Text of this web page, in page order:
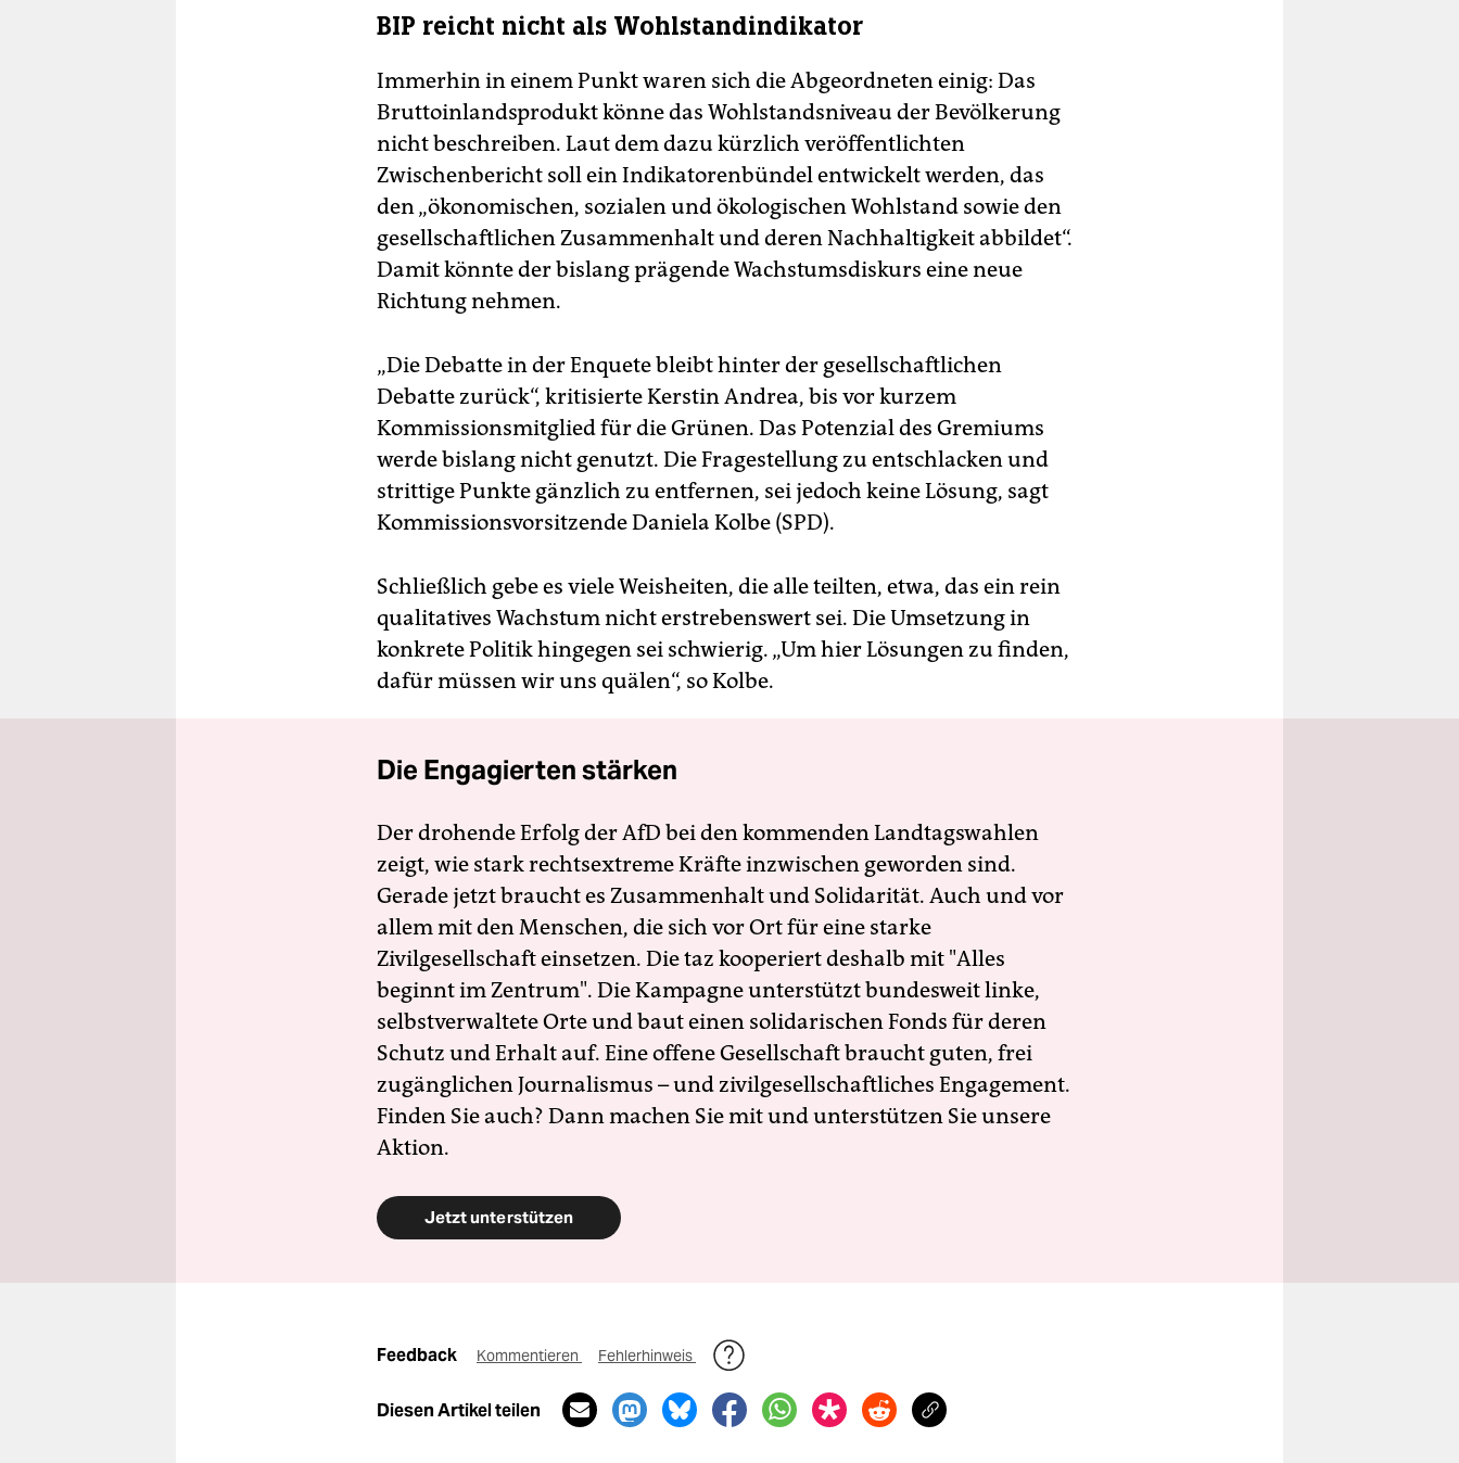
BIP reicht nicht als Wohlstandindikator
Immerhin in einem Punkt waren sich die Abgeordneten einig: Das
Bruttoinlandsprodukt könne das Wohlstandsniveau der Bevölkerung
nicht beschreiben. Laut dem dazu kürzlich veröffentlichten
Zwischenbericht soll ein Indikatorenbündel entwickelt werden, das
den „ökonomischen, sozialen und ökologischen Wohlstand sowie den
gesellschaftlichen Zusammenhalt und deren Nachhaltigkeit abbildet“.
Damit könnte der bislang prägende Wachstumsdiskurs eine neue
Richtung nehmen.
„Die Debatte in der Enquete bleibt hinter der gesellschaftlichen
Debatte zurück“, kritisierte Kerstin Andrea, bis vor kurzem
Kommissionsmitglied für die Grünen. Das Potenzial des Gremiums
werde bislang nicht genutzt. Die Fragestellung zu entschlacken und
strittige Punkte gänzlich zu entfernen, sei jedoch keine Lösung, sagt
Kommissionsvorsitzende Daniela Kolbe (SPD).
Schließlich gebe es viele Weisheiten, die alle teilten, etwa, das ein rein
qualitatives Wachstum nicht erstrebenswert sei. Die Umsetzung in
konkrete Politik hingegen sei schwierig. „Um hier Lösungen zu finden,
dafür müssen wir uns quälen“, so Kolbe.
Die Engagierten stärken
Der drohende Erfolg der AfD bei den kommenden Landtagswahlen
zeigt, wie stark rechtsextreme Kräfte inzwischen geworden sind.
Gerade jetzt braucht es Zusammenhalt und Solidarität. Auch und vor
allem mit den Menschen, die sich vor Ort für eine starke
Zivilgesellschaft einsetzen. Die taz kooperiert deshalb mit "Alles
beginnt im Zentrum". Die Kampagne unterstützt bundesweit linke,
selbstverwaltete Orte und baut einen solidarischen Fonds für deren
Schutz und Erhalt auf. Eine offene Gesellschaft braucht guten, frei
zugänglichen Journalismus – und zivilgesellschaftliches Engagement.
Finden Sie auch? Dann machen Sie mit und unterstützen Sie unsere
Aktion.
Jetzt unterstützen
Feedback Kommentieren Fehlerhinweis
Diesen Artikel teilen